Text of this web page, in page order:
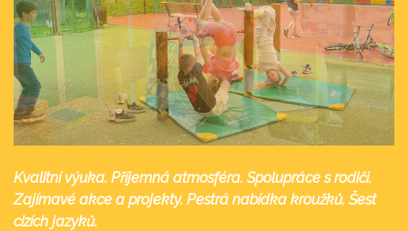
Kvalitní výuka. Příjemná atmosféra. Spolupráce s rodiči.
Zajímavé akce a projekty. Pestrá nabídka kroužků. Šest
cizích jazyků.